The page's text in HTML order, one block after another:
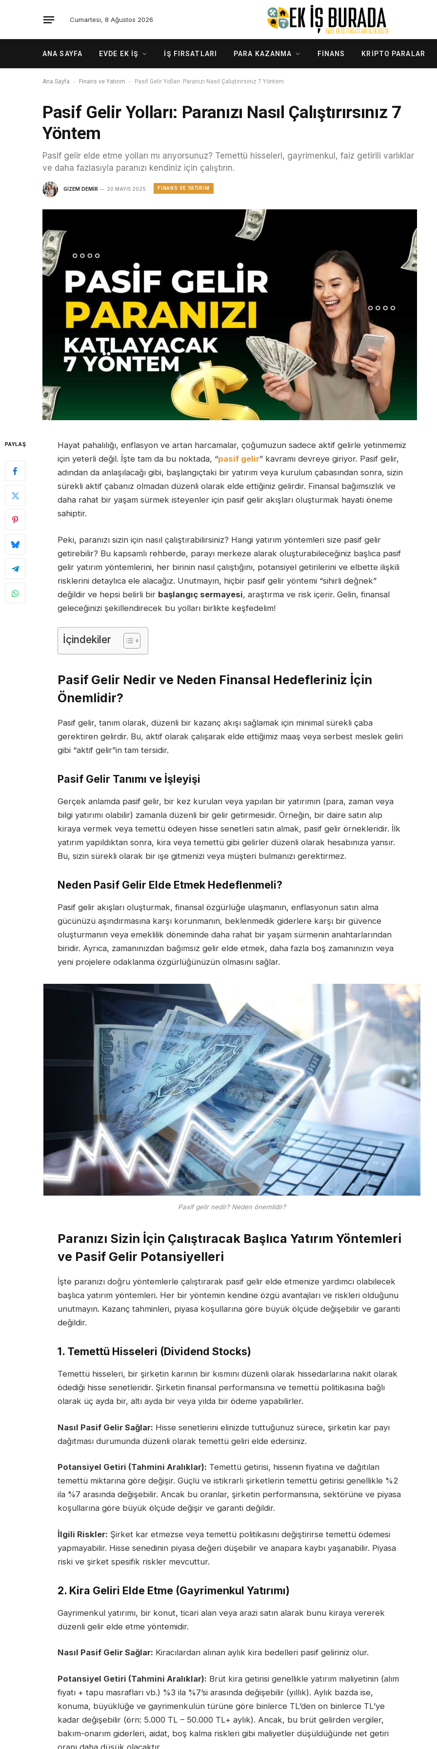
Cumartesi, 8 Ağustos 2026
ANA SAYFA EVDE EK İŞ İŞ FIRSATLARI PARA KAZANMA FINANS KRIPTO PARALAR
Ana Sayfa - Finans ve Yatırım - Pasif Gelir Yolları: Paranızı Nasıl Çalıştırırsınız 7 Yöntem
Pasif Gelir Yolları: Paranızı Nasıl Çalıştırırsınız 7
Yöntem
Pasif gelir elde etme yolları mı arıyorsunuz? Temettü hisseleri, gayrimenkul, faiz getirili varlıklar
ve daha fazlasıyla paranızı kendiniz için çalıştırın.
GIZEM DEMIR 20 MAYIS 2025 FINANS VE YATIRIM
PAYLAŞ
Hayat pahalılığı, enflasyon ve artan harcamalar, çoğumuzun sadece aktif gelirle yetinmemiz
için yeterli değil. İşte tam da bu noktada, “pasif gelir” kavramı devreye giriyor. Pasif gelir,
adından da anlaşılacağı gibi, başlangıçtaki bir yatırım veya kurulum çabasından sonra, sizin
sürekli aktif çabanız olmadan düzenli olarak elde ettiğiniz gelirdir. Finansal bağımsızlık ve
daha rahat bir yaşam sürmek isteyenler için pasif gelir akışları oluşturmak hayati öneme
sahiptir.
Peki, paranızı sizin için nasıl çalıştırabilirsiniz? Hangi yatırım yöntemleri size pasif gelir
getirebilir? Bu kapsamlı rehberde, parayı merkeze alarak oluşturabileceğiniz başlıca pasif
gelir yatırım yöntemlerini, her birinin nasıl çalıştığını, potansiyel getirilerini ve elbette ilişkili
risklerini detaylıca ele alacağız. Unutmayın, hiçbir pasif gelir yöntemi “sihirli değnek”
değildir ve hepsi belirli bir başlangıç sermayesi, araştırma ve risk içerir. Gelin, finansal
geleceğinizi şekillendirecek bu yolları birlikte keşfedelim!
İçindekiler
Pasif Gelir Nedir ve Neden Finansal Hedefleriniz İçin
Önemlidir?
Pasif gelir, tanım olarak, düzenli bir kazanç akışı sağlamak için minimal sürekli çaba
gerektiren gelirdir. Bu, aktif olarak çalışarak elde ettiğimiz maaş veya serbest meslek geliri
gibi “aktif gelir”in tam tersidir.
Pasif Gelir Tanımı ve İşleyişi
Gerçek anlamda pasif gelir, bir kez kurulan veya yapılan bir yatırımın (para, zaman veya
bilgi yatırımı olabilir) zamanla düzenli bir gelir getirmesidir. Örneğin, bir daire satın alıp
kiraya vermek veya temettü ödeyen hisse senetleri satın almak, pasif gelir örnekleridir. İlk
yatırım yapıldıktan sonra, kira veya temettü gibi gelirler düzenli olarak hesabınıza yansır.
Bu, sizin sürekli olarak bir işe gitmenizi veya müşteri bulmanızı gerektirmez.
Neden Pasif Gelir Elde Etmek Hedeflenmeli?
Pasif gelir akışları oluşturmak, finansal özgürlüğe ulaşmanın, enflasyonun satın alma
gücünüzü aşındırmasına karşı korunmanın, beklenmedik giderlere karşı bir güvence
oluşturmanın veya emeklilik döneminde daha rahat bir yaşam sürmenin anahtarlarından
biridir. Ayrıca, zamanınızdan bağımsız gelir elde etmek, daha fazla boş zamanınızın veya
yeni projelere odaklanma özgürlüğünüzün olmasını sağlar.
Pasif gelir nedir? Neden önemlidir?
Paranızı Sizin İçin Çalıştıracak Başlıca Yatırım Yöntemleri
ve Pasif Gelir Potansiyelleri
İşte paranızı doğru yöntemlerle çalıştırarak pasif gelir elde etmenize yardımcı olabilecek
başlıca yatırım yöntemleri. Her bir yöntemin kendine özgü avantajları ve riskleri olduğunu
unutmayın. Kazanç tahminleri, piyasa koşullarına göre büyük ölçüde değişebilir ve garanti
değildir.
1. Temettü Hisseleri (Dividend Stocks)
Temettü hisseleri, bir şirketin karının bir kısmını düzenli olarak hissedarlarına nakit olarak
ödediği hisse senetleridir. Şirketin finansal performansına ve temettü politikasına bağlı
olarak üç ayda bir, altı ayda bir veya yılda bir ödeme yapabilirler.
Nasıl Pasif Gelir Sağlar: Hisse senetlerini elinizde tuttuğunuz sürece, şirketin kar payı
dağıtması durumunda düzenli olarak temettü geliri elde edersiniz.
Potansiyel Getiri (Tahmini Aralıklar): Temettü getirisi, hissenin fiyatına ve dağıtılan
temettü miktarına göre değişir. Güçlü ve istikrarlı şirketlerin temettü getirisi genellikle %2
ila %7 arasında değişebilir. Ancak bu oranlar, şirketin performansına, sektörüne ve piyasa
koşullarına göre büyük ölçüde değişir ve garanti değildir.
İlgili Riskler: Şirket kar etmezse veya temettü politikasını değiştirirse temettü ödemesi
yapmayabilir. Hisse senedinin piyasa değeri düşebilir ve anapara kaybı yaşanabilir. Piyasa
riski ve şirket spesifik riskler mevcuttur.
2. Kira Geliri Elde Etme (Gayrimenkul Yatırımı)
Gayrimenkul yatırımı, bir konut, ticari alan veya arazi satın alarak bunu kiraya vererek
düzenli gelir elde etme yöntemidir.
Nasıl Pasif Gelir Sağlar: Kiracılardan alınan aylık kira bedelleri pasif geliriniz olur.
Potansiyel Getiri (Tahmini Aralıklar): Brüt kira getirisi genellikle yatırım maliyetinin (alım
fiyatı + tapu masrafları vb.) %3 ila %7’si arasında değişebilir (yıllık). Aylık bazda ise,
konuma, büyüklüğe ve gayrimenkulün türüne göre binlerce TL’den on binlerce TL’ye
kadar değişebilir (örn: 5.000 TL – 50.000 TL+ aylık). Ancak, bu brüt gelirden vergiler,
bakım-onarım giderleri, aidat, boş kalma riskleri gibi maliyetler düşüldüğünde net getiri
oranı daha düşük olacaktır.